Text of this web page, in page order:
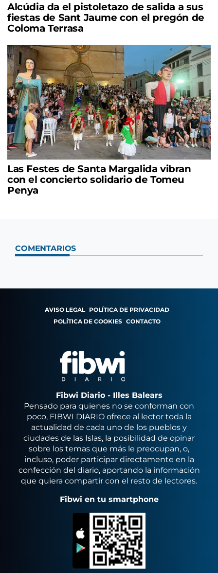
Alcúdia da el pistoletazo de salida a sus
fiestas de Sant Jaume con el pregón de
Coloma Terrasa
Las Festes de Santa Margalida vibran
con el concierto solidario de Tomeu
Penya
COMENTARIOS
AVISO LEGAL POLÍTICA DE PRIVACIDAD
POLÍTICA DE COOKIES CONTACTO
Fibwi Diario - Illes Balears
Pensado para quienes no se conforman con
poco, FIBWI DIARIO ofrece al lector toda la
actualidad de cada uno de los pueblos y
ciudades de las Islas, la posibilidad de opinar
sobre los temas que más le preocupan, o,
incluso, poder participar directamente en la
confección del diario, aportando la información
que quiera compartir con el resto de lectores.
Fibwi en tu smartphone